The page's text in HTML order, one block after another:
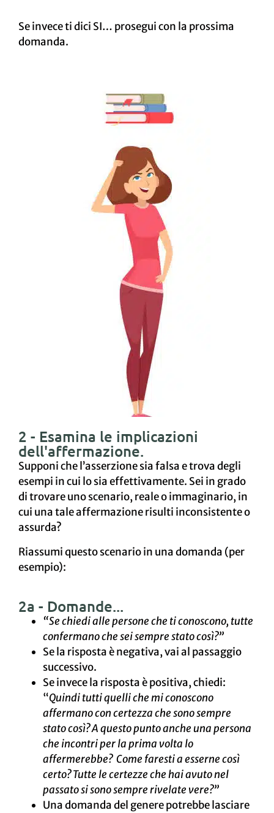
Se invece ti dici SI… prosegui con la prossima
domanda.
2 - Esamina le implicazioni
dell'affermazione.
Supponi che l’asserzione sia falsa e trova degli
esempi in cui lo sia effettivamente. Sei in grado
di trovare uno scenario, reale o immaginario, in
cui una tale affermazione risulti inconsistente o
assurda?
Riassumi questo scenario in una domanda (per
esempio):
2a - Domande...
“Se chiedi alle persone che ti conoscono, tutte
confermano che sei sempre stato così?”
Se la risposta è negativa, vai al passaggio
successivo.
Se invece la risposta è positiva, chiedi:
“Quindi tutti quelli che mi conoscono
affermano con certezza che sono sempre
stato così? A questo punto anche una persona
che incontri per la prima volta lo
affermerebbe? Come faresti a esserne così
certo? Tutte le certezze che hai avuto nel
passato si sono sempre rivelate vere?”
Una domanda del genere potrebbe lasciare